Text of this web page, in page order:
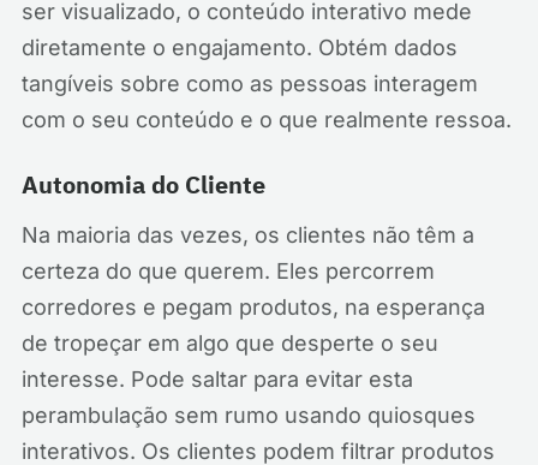
ser visualizado, o conteúdo interativo mede
diretamente o engajamento. Obtém dados
tangíveis sobre como as pessoas interagem
com o seu conteúdo e o que realmente ressoa.
Autonomia do Cliente
Na maioria das vezes, os clientes não têm a
certeza do que querem. Eles percorrem
corredores e pegam produtos, na esperança
de tropeçar em algo que desperte o seu
interesse. Pode saltar para evitar esta
perambulação sem rumo usando quiosques
interativos. Os clientes podem filtrar produtos